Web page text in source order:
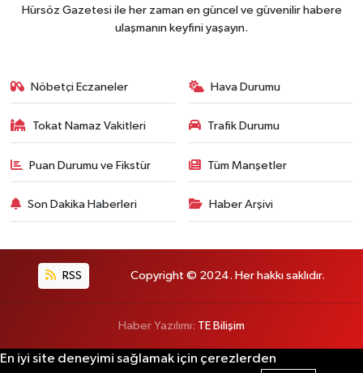
Hürsöz Gazetesi ile her zaman en güncel ve güvenilir habere
ulaşmanın keyfini yaşayın.
Nöbetçi Eczaneler Hava Durumu
Tokat Namaz Vakitleri Trafik Durumu
Puan Durumu ve Fikstür Tüm Manşetler
Son Dakika Haberleri Haber Arşivi
RSS Copyright © 2024. Her hakkı saklıdır.
Haber Yazılımı: TE Bilişim
En iyi site deneyimi sağlamak için çerezlerden